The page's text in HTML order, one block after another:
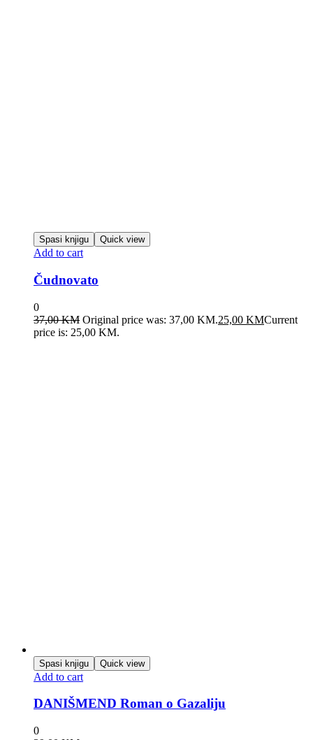
Spasi knjigu Quick view
Add to cart
Čudnovato
0
37,00KM Original price was: 37,00 KM.25,00 KMCurrent
price is: 25,00 KM.
Spasi knjigu Quick view
Add to cart
DANIŠMEND Roman o Gazaliju
0